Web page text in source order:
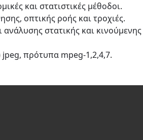
και στατιστικές μέθοδοι.
οπτικής ροής και τροχιές.
ανάλυσης στατικής και
jpeg, πρότυπα mpeg-1,2,4,7.